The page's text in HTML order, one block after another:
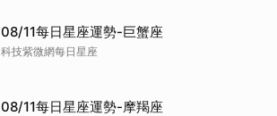
08/11每日星座運勢-巨蟹座
科技紫微網每日星座
08/11每日星座運勢-摩羯座